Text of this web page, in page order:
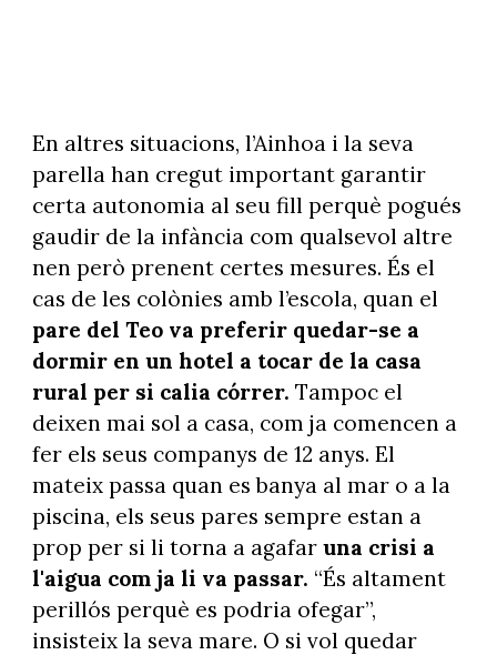
En altres situacions, l’Ainhoa i la seva
parella han cregut important garantir
certa autonomia al seu fill perquè pogués
gaudir de la infància com qualsevol altre
nen però prenent certes mesures. És el
cas de les colònies amb l’escola, quan el
pare del Teo va preferir quedar-se a
dormir en un hotel a tocar de la casa
rural per si calia córrer. Tampoc el
deixen mai sol a casa, com ja comencen a
fer els seus companys de 12 anys. El
mateix passa quan es banya al mar o a la
piscina, els seus pares sempre estan a
prop per si li torna a agafaruna crisi a
l'aigua com ja li va passar. “És altament
perillós perquè es podria ofegar”,
insisteix la seva mare. O si vol quedar